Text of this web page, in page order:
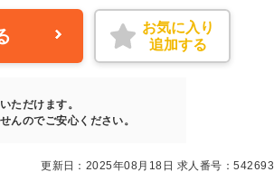
お気に入り
追加する
ただけます。
んのでご安心ください。
更新日：2025年08月18日 求人番号：542693